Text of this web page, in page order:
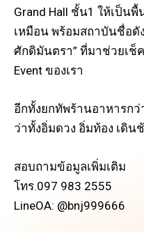
Grand Hall ชั้น1 ให้เป็น
เหมือน พร้อมสถาบันชื่อดั
ศักดิมันตรา” ที่มาช่วยเช็
Event ของเรา
อีกทั้งยกทัพร้านอาหารกว่
ว่าทั้งอิ่มดวง อิ่มท้อง เดิ
สอบถามข้อมูลเพิ่มเติม
โทร.097 983 2555
LineOA: @bnj999666